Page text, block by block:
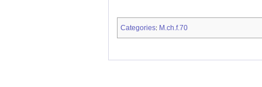
Categories: M.ch.f.70